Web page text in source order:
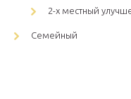
2-х местный
Семейный